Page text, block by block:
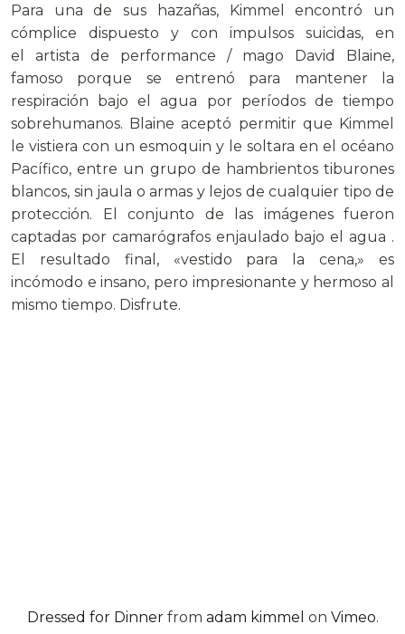
Para una de sus hazañas, Kimmel encontró un
cómplice dispuesto y con impulsos suicidas, en
el artista de performance / mago David Blaine,
famoso porque se entrenó para mantener la
respiración bajo el agua por períodos de tiempo
sobrehumanos. Blaine aceptó permitir que Kimmel
le vistiera con un esmoquin y le soltara en el océano
Pacífico, entre un grupo de hambrientos tiburones
blancos, sin jaula o armas y lejos de cualquier tipo de
protección. El conjunto de las imágenes fueron
captadas por camarógrafos enjaulado bajo el agua .
El resultado final, «vestido para la cena,» es
incómodo e insano, pero impresionante y hermoso al
mismo tiempo. Disfrute.
Dressed for Dinnerfrom adam kimmel on Vimeo.